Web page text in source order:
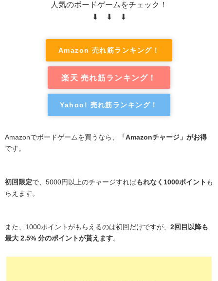
人気のボードゲームをチェック！
⬇ ⬇ ⬇
Amazon 売れ筋ランキング！
楽天 売れ筋ランキング！
Yahoo! 売れ筋ランキング！
Amazonでボードゲームを買うなら、
「Amazonチャージ」がお得
です。
初回限定で、5000円以上のチャージすればもれなく1000ポイント も
らえます。
また、1000ポイントがもらえるのは初回だけですが、 2回目以降も
最大 2.5% 分のポイントが貰えます。